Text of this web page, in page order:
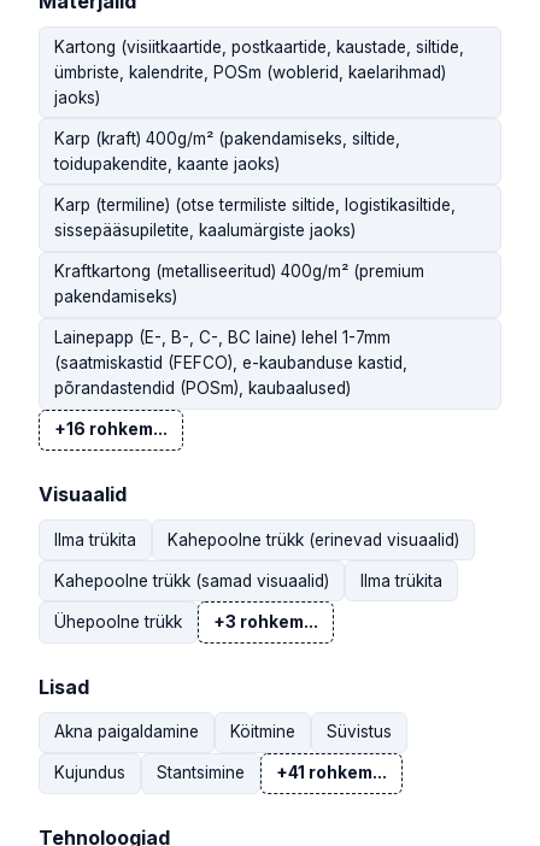
Kartong (visiitkaartide, postkaartide, kaustade, siltide,
ümbriste, kalendrite, POSm (woblerid, kaelarihmad)
jaoks)
Karp (kraft) 400g/m² (pakendamiseks, siltide,
toidupakendite, kaante jaoks)
Karp (termiline) (otse termiliste siltide, logistikasiltide,
sissepääsupiletite, kaalumärgiste jaoks)
Kraftkartong (metalliseeritud) 400g/m² (premium
pakendamiseks)
Lainepapp (E-, B-, C-, BC laine) lehel 1-7mm
(saatmiskastid (FEFCO), e-kaubanduse kastid,
põrandastendid (POSm), kaubaalused)
+16 rohkem...
Visuaalid
Ilma trükita Kahepoolne trükk (erinevad visuaalid)
Kahepoolne trükk (samad visuaalid) Ilma trükita
Ühepoolne trükk +3 rohkem...
Lisad
Akna paigaldamine Köitmine Süvistus
Kujundus Stantsimine +41 rohkem...
Tehnoloogiad